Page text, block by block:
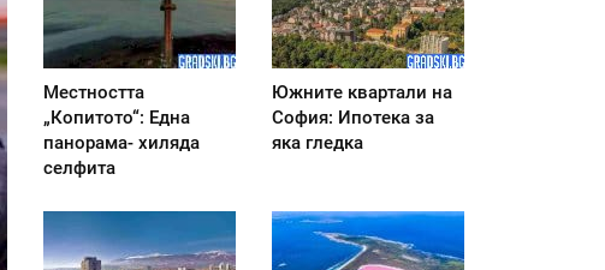
Местността
„Копитото“: Една
панорама- хиляда
селфита
Южните квартали на
София: Ипотека за
яка гледка